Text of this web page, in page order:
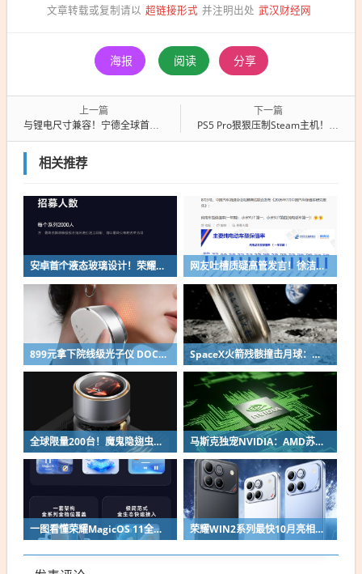
文章转载或复制请以 超链接形式 并注明出处 武汉财经网
海报 阅读 分享
上一篇
与锂电尺寸兼容！宁德全球首发天恒钠电储能系统：9月首批交付
下一篇
PS5 Pro狠狠压制Steam主机！更便宜 更强 更省心
相关推荐
安卓首个液态玻璃设计！荣耀MagicOS 11内测招募开启：17款机型首批升级 网友吐槽质疑高管发言！徐洁云回应“孩go”言论争议：是小米用户宠物名
899元拿下院线级光子仪 DOCO童颜超光炮小米有品众筹上线 SpaceX火箭残骸撞击月球：留下直径约30米巨坑
全球限量200台！魔鬼隐翅虫欧米伽L36 Ultra液冷预售：可动冷头售2999元 马斯克独宠NVIDIA：AMD苏姿丰淡定回应
一图看懂荣耀MagicOS 11全新双架构：安卓底层重构 液态玻璃效果拉满 荣耀WIN2系列最快10月亮相：2nm芯片+万级电池组合同档唯一